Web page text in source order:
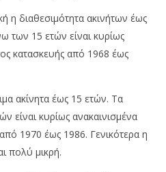
η διαθεσιμότητα ακινήτων έως
των 15 ετών είναι κυρίως
κατασκευής από 1968 έως
ακίνητα έως 15 ετών. Τα
είναι κυρίως ανακαινισμένα
1970 έως 1986. Γενικότερα η
πολύ μικρή.